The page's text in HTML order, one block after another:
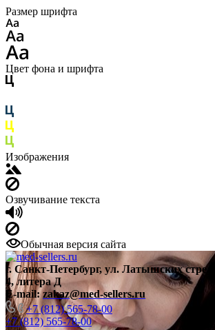
Размер шрифта
Цвет фона и шрифта
Изображения
Озвучивание текста
Обычная версия сайта
г. Санкт-Петербург, ул. Латышских
4, литера Д
E-mail:zakaz@med-sellers.ru
+7 (812) 565-78-00
+7 (812) 565-78-00